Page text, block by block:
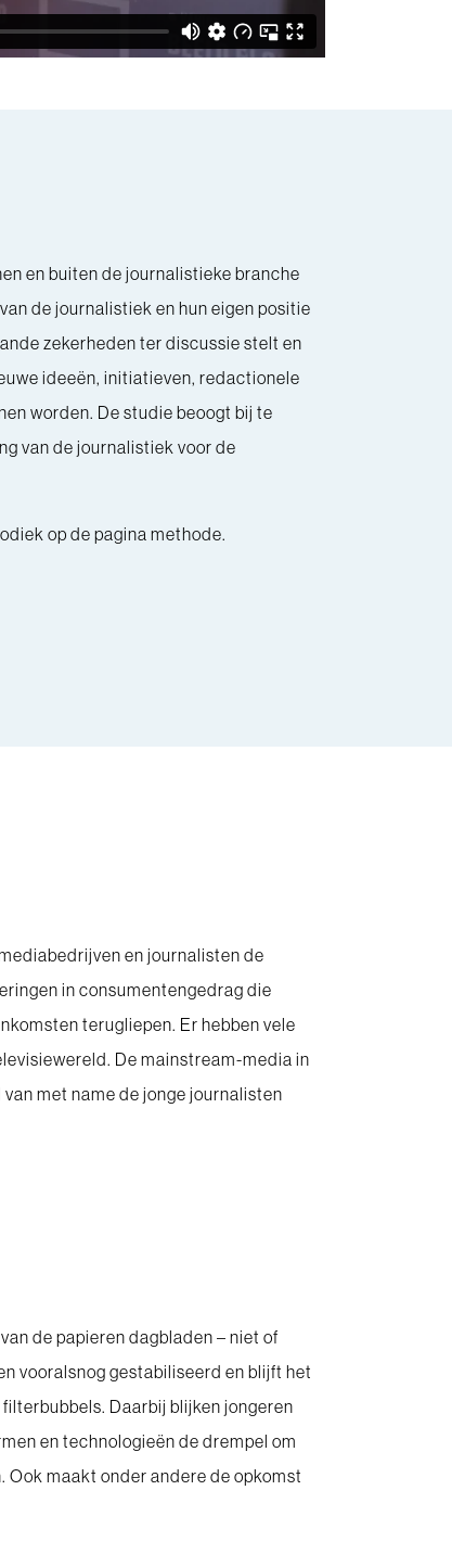
en buiten de journalistieke branche
de journalistiek en hun eigen positie
zekerheden ter discussie stelt en
ideeën, initiatieven, redactionele
worden. De studie beoogt bij te
van de journalistiek voor de
op de pagina methode.
en journalisten de
in consumentengedrag die
terugliepen. Er hebben vele
De mainstream-media in
met name de jonge journalisten
de papieren dagbladen – niet of
vooralsnog gestabiliseerd en blijft het
Daarbij blijken jongeren
en technologieën de drempel om
maakt onder andere de opkomst